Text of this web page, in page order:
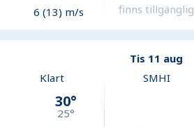
6 (13) m/s
finns tillgänglig
Tis 11 aug
Klart
30°
25°
SMHI